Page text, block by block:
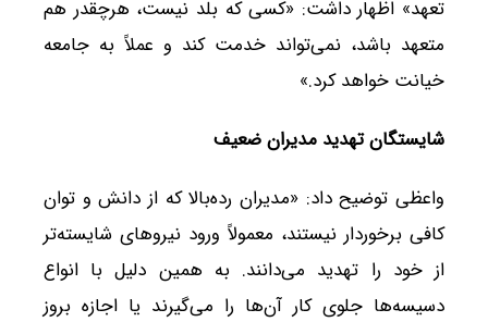
تعهد» اظهار داشت: «کسی که بلد نیست، هرچقدر هم
متعهد باشد، نمی‌تواند خدمت کند و عملاً به جامعه
خیانت خواهد کرد.»
شایستگان تهدید مدیران ضعیف
واعظی توضیح داد: «مدیران رده‌بالا که از دانش و توان
کافی برخوردار نیستند، معمولاً ورود نیروهای شایسته‌تر
از خود را تهدید می‌دانند. به همین دلیل با انواع
دسیسه‌ها جلوی کار آن‌ها را می‌گیرند یا اجازه بروز